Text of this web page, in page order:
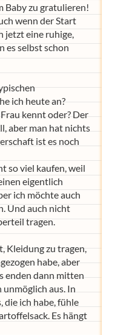
Baby zu gratulieren!
wenn der Start
jetzt eine ruhige,
es selbst schon
ich heute an?
kennt oder? Der
aber man hat nichts
ist es noch
so viel kaufen, weil
eigentlich
ich möchte auch
Und auch nicht
tragen.
Kleidung zu tragen,
habe, aber
enden dann mitten
unmöglich aus. In
die ich habe, fühle
Es hängt